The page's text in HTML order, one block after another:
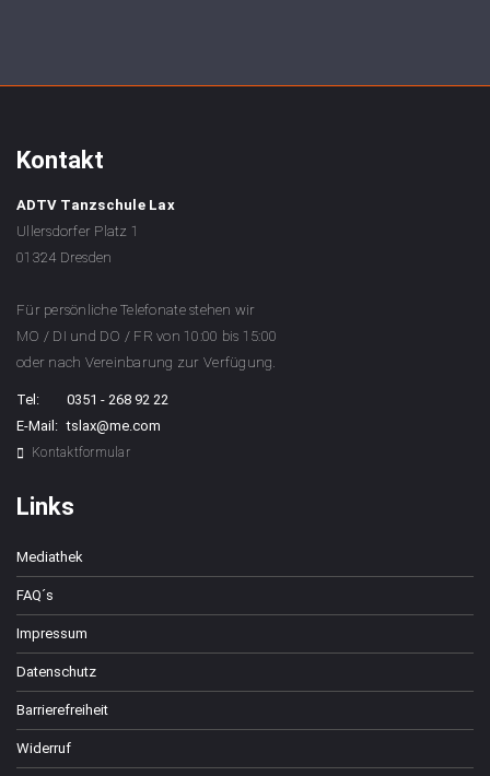
Kontakt
ADTV Tanzschule Lax
Ullersdorfer Platz 1
01324 Dresden
Für persönliche Telefonate stehen wir
MO / DI und DO / FR von 10:00 bis 15:00
oder nach Vereinbarung zur Verfügung.
Tel:
0351 - 268 92 22
E-Mail: tslax@me.com
Kontaktformular
Links
Mediathek
FAQ´s
Impressum
Datenschutz
Barrierefreiheit
Widerruf